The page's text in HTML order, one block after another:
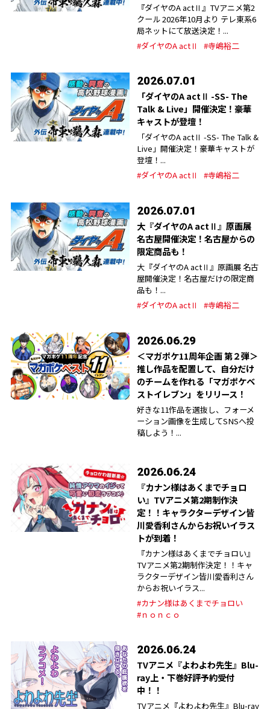
『ダイヤのA actⅡ』TVアニメ第2
クール 2026年10月より テレ東系6
局ネットにて放送決定！...
#ダイヤのA actⅡ
#寺嶋裕二
2026.07.01
「ダイヤのA actⅡ -SS- The
Talk & Live」開催決定！豪華
キャストが登壇！
「ダイヤのA actⅡ -SS- The Talk &
Live」開催決定！豪華キャストが
登壇！...
#ダイヤのA actⅡ
#寺嶋裕二
2026.07.01
大『ダイヤのA actⅡ』原画展
名古屋開催決定！名古屋からの
限定商品も！
大『ダイヤのA actⅡ』原画展 名古
屋開催決定！名古屋だけの限定商
品も！...
#ダイヤのA actⅡ
#寺嶋裕二
2026.06.29
＜マガポケ11周年企画 第２弾＞
推し作品を配置して、自分だけ
のチームを作れる「マガポケベ
ストイレブン」をリリース！
好きな11作品を選抜し、フォーメ
ーション画像を生成してSNSへ投
稿しよう！...
2026.06.24
『カナン様はあくまでチョロ
い』TVアニメ第2期制作決
定！！キャラクターデザイン皆
川愛香利さんからお祝いイラス
トが到着！
『カナン様はあくまでチョロい』
TVアニメ第2期制作決定！！キャ
ラクターデザイン皆川愛香利さん
からお祝いイラス...
#カナン様はあくまでチョロい
#ｎｏｎｃｏ
2026.06.24
TVアニメ『よわよわ先生』Blu-
ray上・下巻好評予約受付
中！！
TVアニメ『よわよわ先生』Blu-ray